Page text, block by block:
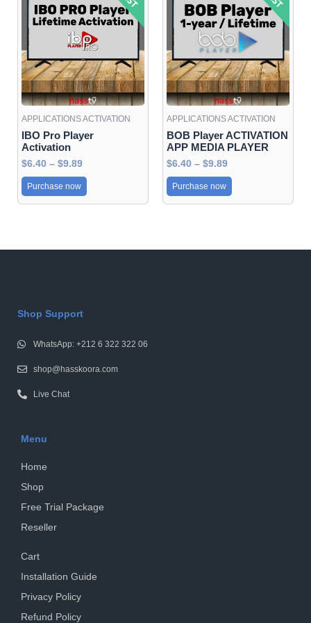
APPLICATIONS ACTIVATION
IBO Pro Player
Activation
$6.40 – $9.89
$6.40
through
$9.89
Purchase now
product
has
multiple
variants.
The
options
may
be
chosen
page
APPLICATIONS ACTIVATION
BOB Player ACTIVATION
APP MEDIA PLAYER
$6.40 – $9.89
$6.40
through
$9.89
Purchase now
product
has
multiple
variants.
The
options
may
be
chosen
on
page
Shop Support
WhatsApp: +212 6 322 322 06
shop@hasskoora.com
Live Chat
Menu
Home
Shop
Free Trial Package
Reseller
Cart
Installation Guide
Privacy Policy
Refund Policy